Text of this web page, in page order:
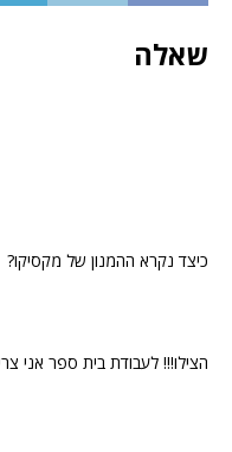
שאלה
כיצד נקרא ההמנון של מקסיקו?
הצילו!!! לעבודת בית ספר אני